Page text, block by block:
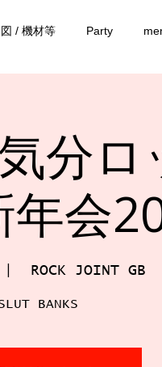
/ 機材等 Party
分ロ
年会
ROCK JOINT GB
BANKS